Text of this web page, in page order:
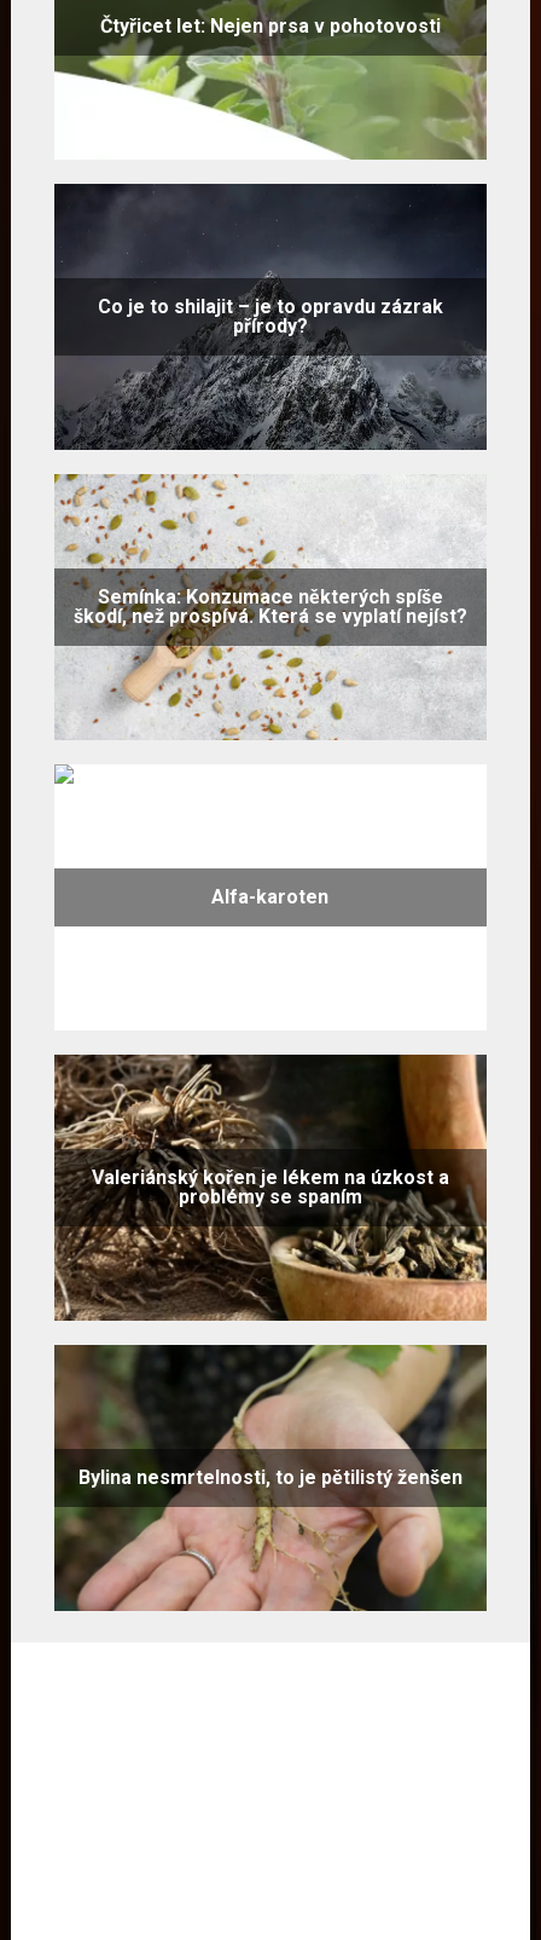
Čtyřicet let: Nejen prsa v pohotovosti
Co je to shilajit – je to opravdu zázrak
přírody?
Semínka: Konzumace některých spíše
škodí, než prospívá. Která se vyplatí nejíst?
Alfa-karoten
Valeriánský kořen je lékem na úzkost a
problémy se spaním
Bylina nesmrtelnosti, to je pětilistý ženšen